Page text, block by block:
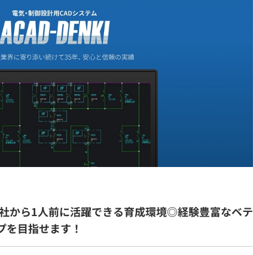
から1人前に活躍できる育成環境◎経験豊富なベテ
目指せます！